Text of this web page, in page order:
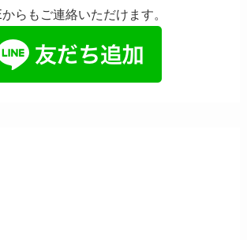
らもご連絡いただけます。